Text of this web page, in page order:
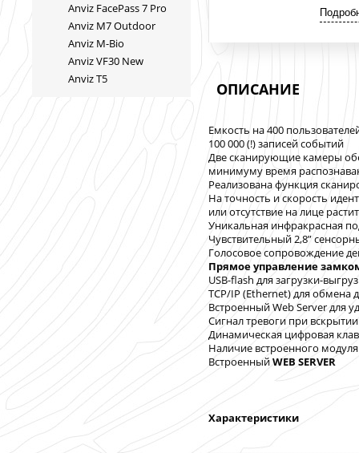
Anviz FacePass 7 Pro
Anviz M7 Outdoor
Anviz M-Bio
Anviz VF30 New
Anviz T5
ОПИСАНИЕ
Емкость на 400
100 000 (!) записей событий
Две сканирующие камеры
минимуму время
Реализована функция
На точность и скорость
или отсутствие на лице
Уникальная инфракрасная
Чувствительный 2,8”
Голосовое сопровождение
Прямое управление
USB-flash для загрузки-
TCP/IP (Ethernet) для
Встроенный Web Server для
Сигнал тревоги при
Динамическая цифровая
Наличие встроенного
ВстроенныйWEB SERVER
Характеристики